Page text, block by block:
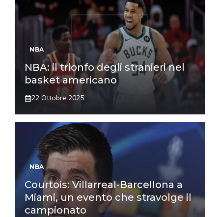
NBA
NBA: il trionfo degli stranieri nel
basket americano
22 Ottobre 2025
NBA
Courtois: Villarreal-Barcellona a
Miami, un evento che stravolge il
campionato